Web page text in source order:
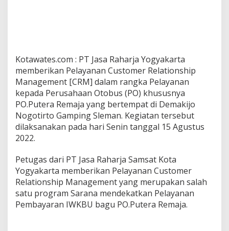
Kotawates.com : PT Jasa Raharja Yogyakarta
memberikan Pelayanan Customer Relationship
Management [CRM] dalam rangka Pelayanan
kepada Perusahaan Otobus (PO) khususnya
PO.Putera Remaja yang bertempat di Demakijo
Nogotirto Gamping Sleman. Kegiatan tersebut
dilaksanakan pada hari Senin tanggal 15 Agustus
2022.
Petugas dari PT Jasa Raharja Samsat Kota
Yogyakarta memberikan Pelayanan Customer
Relationship Management yang merupakan salah
satu program Sarana mendekatkan Pelayanan
Pembayaran IWKBU bagu PO.Putera Remaja.